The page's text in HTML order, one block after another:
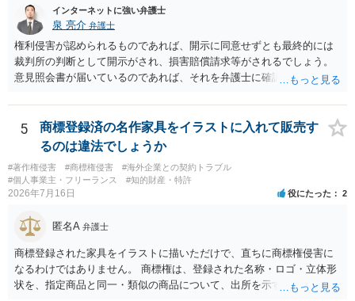
める方向の事情となりますが、自動的に肖像権侵害となるわけではあ
りません。 まず、見積書、メール、チャット、デザイナーの利用規約
を確認したうえで、「提供素材及びこれを含む画面の複製・SNS掲載
を許諾しない」と書面で明確に通知することをお勧めします。すでに
掲載された場合は、URL、掲載日時、画面を保存してから削除を求め
とは限りません。医学上の事実を理解したうえで、ご自身の表現と構
成でまとめる必要があります。 安全にSNSで公開するには、教科書の
図をトレース・模写した部分は掲載せず、人体の構造という事実を基
に、自分で構図や表現を工夫して作図する方法が考えられます。ま
た、改変・SNS掲載が認められたオープンライセンス素材を、利用条
件に従って使う方法もあります。トレースした図を残したい場合は、
自分だけの学習用にとどめるのが安全です。
インターネットに強い弁護士
泉 亮介 弁護士
権利侵害が認められるものであれば、開示に同意せずとも最終的には
裁判所の判断として開示がされ、損害賠償請求等がされるでしょう。
意見照会書が届いているのであれば、それを弁護士に確認してもらっ
いかと思われます。
5
商標登録済の名作家具をイラストに入れて販売す
るのは違法でしょうか
#著作権侵害 #商標権侵害
#海外企業との契約トラブル
#個人事業主・フリーランス
#知的財産・特許
2026年7月16日 役にたった 2
匿名A 弁護士
商標登録された家具をイラストに描いただけで、直ちに商標権侵害に
なるわけではありません。 商標権は、登録された名称・ロゴ・立体形
状を、指定商品と同一・類似の商品について、出所を示す表示として